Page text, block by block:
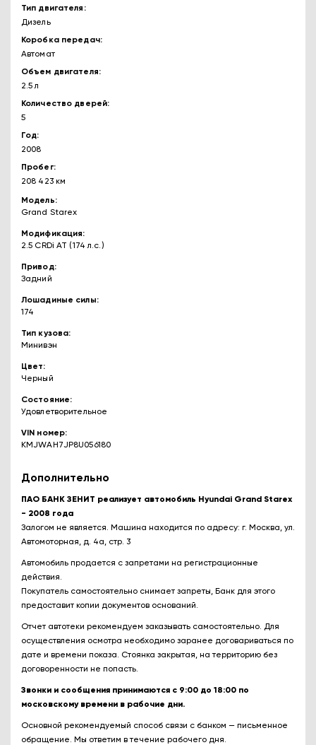
Тип двигателя
Дизель
Коробка передач
Автомат
Объем двигателя
2.5 л
Количество дверей
5
Год
2008
Пробег
208 423 км
Модель
Grand Starex
Модификация
2.5 CRDi AT (174 л.с.)
Привод
Задний
Лошадиные силы
174
Тип кузова
Минивэн
Цвет
Черный
Состояние
Удовлетворительное
VIN номер
KMJWAH7JP8U056180
Дополнительно
ПАО БАНК ЗЕНИТ реализует автомобиль Hyundai Grand Starex
- 2008 года
Залогом не является. Машина находится по адресу: г. Москва, ул.
Автомоторная, д. 4а, стр. 3
Автомобиль продается с запретами на регистрационные
действия.
Покупатель самостоятельно снимает запреты, Банк для этого
предоставит копии документов оснований.
Отчет автотеки рекомендуем заказывать самостоятельно. Для
осуществления осмотра необходимо заранее договариваться по
дате и времени показа. Стоянка закрытая, на территорию без
договоренности не попасть.
Звонки и сообщения принимаются с 9:00 до 18:00 по
московскому времени в рабочие дни.
Основной рекомендуемый способ связи с банком — письменное
обращение. Мы ответим в течение рабочего дня.